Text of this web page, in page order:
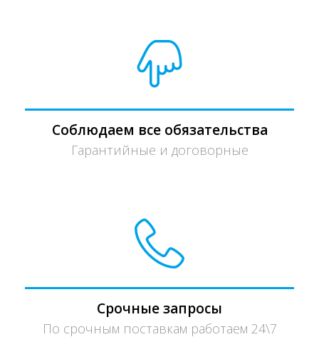
Соблюдаем все обязательства
Гарантийные и договорные
Срочные запросы
По срочным поставкам работаем 24\7